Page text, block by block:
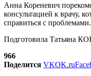
Анна Кореневич
консультацией к врачу,
справиться с проблемами.
Подготовила Татьяна
966
Поделится VKOK.ru